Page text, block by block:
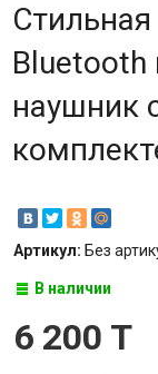
Bluetooth
наушник
Артикул: Без
В наличии
6 200 T